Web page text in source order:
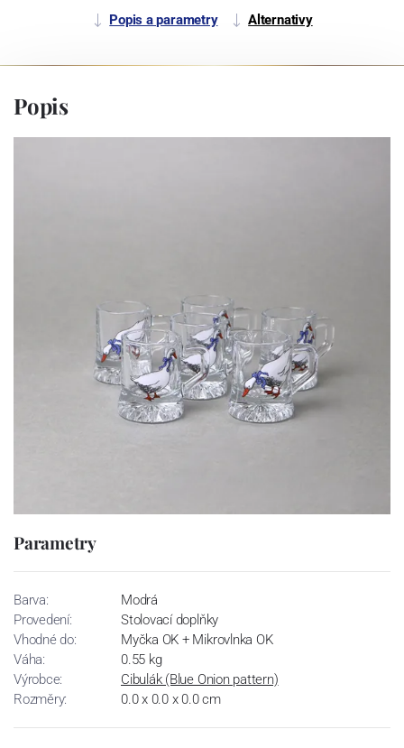
Popis a parametry Alternativy
Popis
Parametry
Barva:
Modrá
Provedení:
Stolovací doplňky
Vhodné do:
Myčka OK + Mikrovlnka OK
Váha:
0.55 kg
Výrobce:
Cibulák (Blue Onion pattern)
Rozměry:
0.0 x 0.0 x 0.0 cm